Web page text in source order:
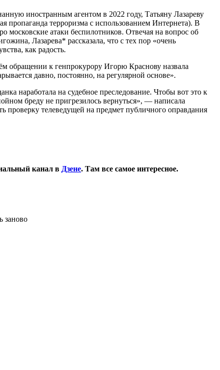
иностранным агентом в 2022 году, Татьяну Лазареву
терроризма с использованием Интернета). В
московские атаки беспилотников. Отвечая на вопрос об
Лазарева* рассказала, что с тех пор «очень
как радость.
обращении к генпрокурору Игорю Краснову назвала
давно, постоянно, на регулярной основе».
наработала на судебное преследование. Чтобы вот это к
бреду не пригрезилось вернуться», — написала
телеведущей на предмет публичного оправдания
канал в Дзене. Там все самое интересное.
заново